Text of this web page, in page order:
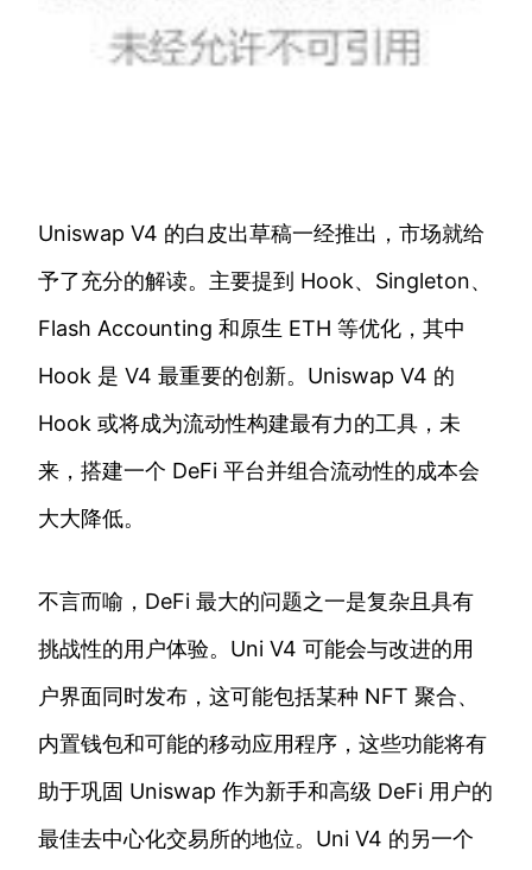
Uniswap V4 的白皮出草稿一经推出，市场就给
予了充分的解读。主要提到 Hook、Singleton、
Flash Accounting 和原生 ETH 等优化，其中
Hook 是 V4 最重要的创新。Uniswap V4 的
Hook 或将成为流动性构建最有力的工具，未
来，搭建一个 DeFi 平台并组合流动性的成本会
大大降低。
不言而喻，DeFi 最大的问题之一是复杂且具有
挑战性的用户体验。Uni V4 可能会与改进的用
户界面同时发布，这可能包括某种 NFT 聚合、
内置钱包和可能的移动应用程序，这些功能将有
助于巩固 Uniswap 作为新手和高级 DeFi 用户的
最佳去中心化交易所的地位。Uni V4 的另一个